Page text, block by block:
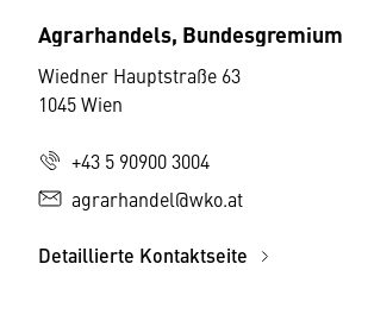
Agrarhandels, Bundesgremium
Wiedner Hauptstraße 63
1045 Wien
+43 5 90900 3004
agrarhandel@wko.at
Detaillierte Kontaktseite